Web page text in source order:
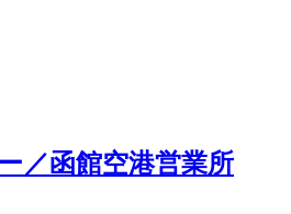
／函館空港営業所